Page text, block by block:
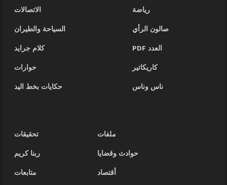
رياضة
الاتصالات
صالون الرأي
السياحة والطيران
العدد PDF
كلام جرايد
كاريكاتير
حوارات
ناس وناس
حكايات بخط اليد
ملفات
تحقيقات
حوادث وقضايا
ربنا كريم
أقتصاد
متابعات